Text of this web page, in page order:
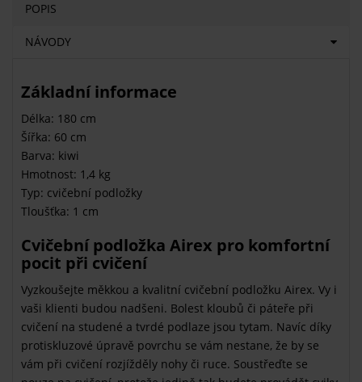
POPIS
NÁVODY
Základní informace
Délka: 180 cm
Šířka: 60 cm
Barva: kiwi
Hmotnost: 1,4 kg
Typ: cvičební podložky
Tloušťka: 1 cm
Cvičební podložka Airex pro komfortní
pocit při cvičení
Vyzkoušejte měkkou a kvalitní cvičební podložku Airex. Vy i
vaši klienti budou nadšeni. Bolest kloubů či páteře při
cvičení na studené a tvrdé podlaze jsou tytam. Navíc díky
protiskluzové úpravě povrchu se vám nestane, že by se
vám při cvičení rozjížděly nohy či ruce. Soustřeďte se